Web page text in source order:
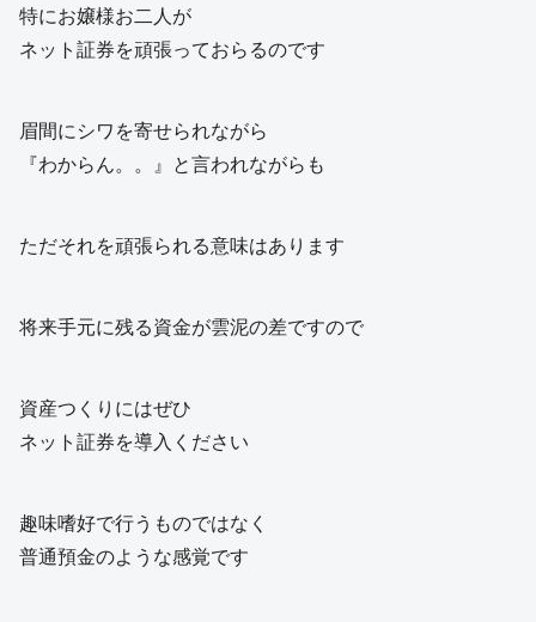
特にお嬢様お二人が
ネット証券を頑張っておらるのです
眉間にシワを寄せられながら
『わからん。。』と言われながらも
ただそれを頑張られる意味はあります
将来手元に残る資金が雲泥の差ですので
資産つくりにはぜひ
ネット証券を導入ください
趣味嗜好で行うものではなく
普通預金のような感覚です